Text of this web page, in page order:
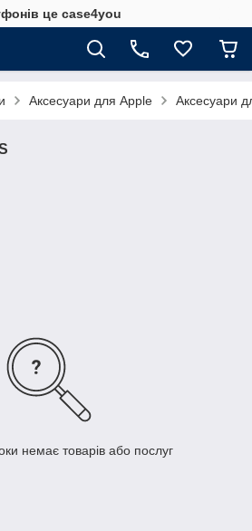
це case4you
Аксесуари для Apple Аксесуари
немає товарів або послуг